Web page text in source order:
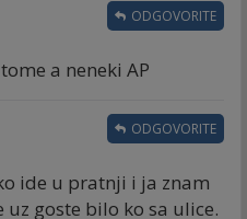
a neneki AP
ODGOVORITE
ide u pratnji i ja znam
uz goste bilo ko sa ulice.
ODGOVORITE